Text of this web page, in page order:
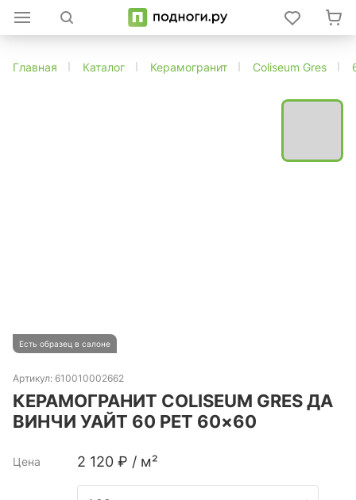
Главная Каталог Керамогранит Coliseum Gres
Есть образец в салоне
Артикул: 610010002662
КЕРАМОГРАНИТ COLISEUM GRES ДА
ВИНЧИ УАЙТ 60 РЕТ 60×60
Цена 2 120 ₽ / м²